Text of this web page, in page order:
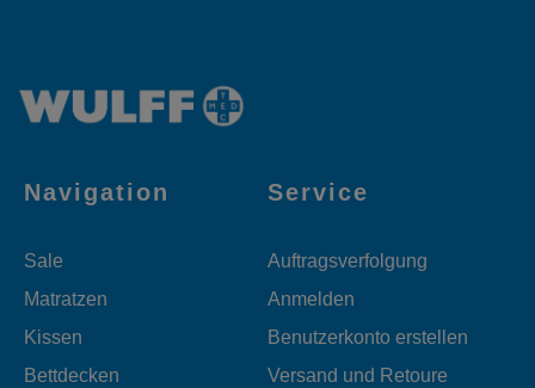
Navigation
Sale
Matratzen
Kissen
Bettdecken
Service
Auftragsverfolgung
Anmelden
Benutzerkonto erstellen
Versand und Retoure